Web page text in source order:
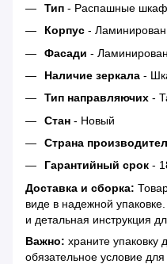
Тип - Распашные
Корпус -
Фасади -
Наличие зеркала -
Тип направляючих -
Стан - Новый
Страна
Гарантийный срок -
Доставка и сборка:
виде в надежной
и детальная инструкция
Важно: храните упаковку
обязательное условие